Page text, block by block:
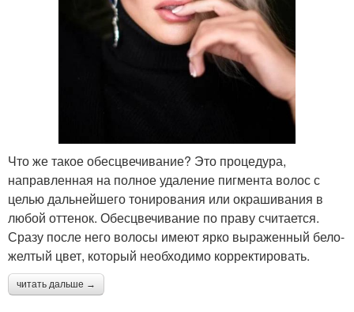
Что же такое обесцвечивание? Это процедура,
направленная на полное удаление пигмента волос с
целью дальнейшего тонирования или окрашивания в
любой оттенок. Обесцвечивание по праву считается.
Сразу после него волосы имеют ярко выраженный бело-
желтый цвет, который необходимо корректировать.
читать дальше →